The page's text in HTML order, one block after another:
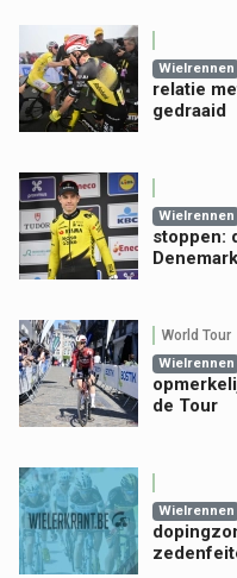
Wielrennen
relatie
gedraaid
Wielrennen
stoppen:
World Tour
Wielrennen
de Tour
Wielrennen